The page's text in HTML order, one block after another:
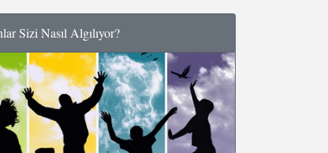
Sizi Nasıl Algılıyor?